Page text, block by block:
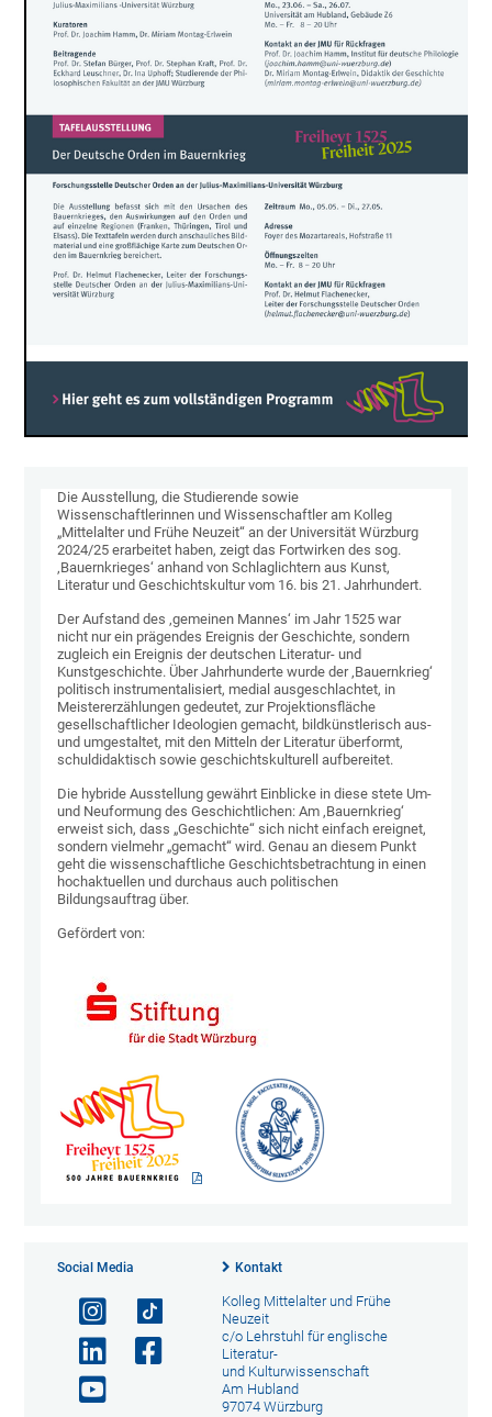
Die Ausstellung, die Studierende sowie
Wissenschaftlerinnen und Wissenschaftler am Kolleg
„Mittelalter und Frühe Neuzeit“ an der Universität Würzburg
2024/25 erarbeitet haben, zeigt das Fortwirken des sog.
‚Bauernkrieges‘ anhand von Schlaglichtern aus Kunst,
Literatur und Geschichtskultur vom 16. bis 21. Jahrhundert.
Der Aufstand des ‚gemeinen Mannes‘ im Jahr 1525 war
nicht nur ein prägendes Ereignis der Geschichte, sondern
zugleich ein Ereignis der deutschen Literatur- und
Kunstgeschichte. Über Jahrhunderte wurde der ‚Bauernkrieg‘
politisch instrumentalisiert, medial ausgeschlachtet, in
Meistererzählungen gedeutet, zur Projektionsfläche
gesellschaftlicher Ideologien gemacht, bildkünstlerisch aus-
und umgestaltet, mit den Mitteln der Literatur überformt,
schuldidaktisch sowie geschichtskulturell aufbereitet.
Die hybride Ausstellung gewährt Einblicke in diese stete Um-
und Neuformung des Geschichtlichen: Am ‚Bauernkrieg‘
erweist sich, dass „Geschichte“ sich nicht einfach ereignet,
sondern vielmehr „gemacht“ wird. Genau an diesem Punkt
geht die wissenschaftliche Geschichtsbetrachtung in einen
hochaktuellen und durchaus auch politischen
Bildungsauftrag über.
Gefördert von:
Social Media Kontakt
Kolleg Mittelalter und Frühe
Neuzeit
c/o Lehrstuhl für englische
Literatur-
und Kulturwissenschaft
Am Hubland
97074 Würzburg